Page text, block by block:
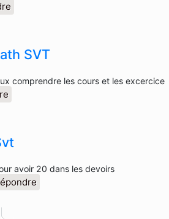
SVT
comprendre les cours et les excercice
avoir 20 dans les devoirs